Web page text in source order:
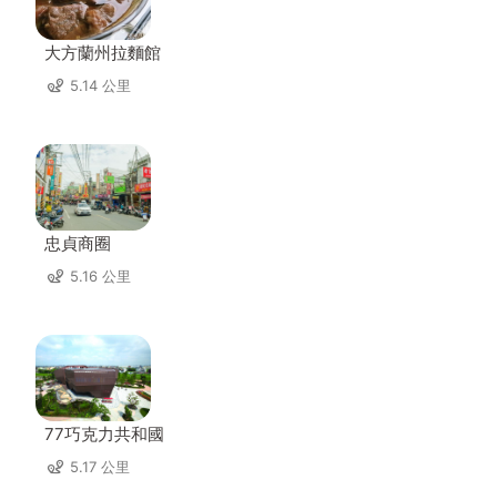
大方蘭州拉麵館
5.14 公里
忠貞商圈
5.16 公里
77巧克力共和國
5.17 公里